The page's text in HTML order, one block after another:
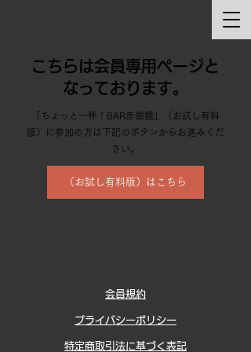
こちらは会員専用ページと
なっております。
「ちょっと一杯！BAR赤眼鏡」（お試し有料
版）に参加の方は下記のボタンからお進みくだ
さい。
（お試し有料版）はこちら
会員規約
プライバシーポリシー
特定商取引法に基づく表記